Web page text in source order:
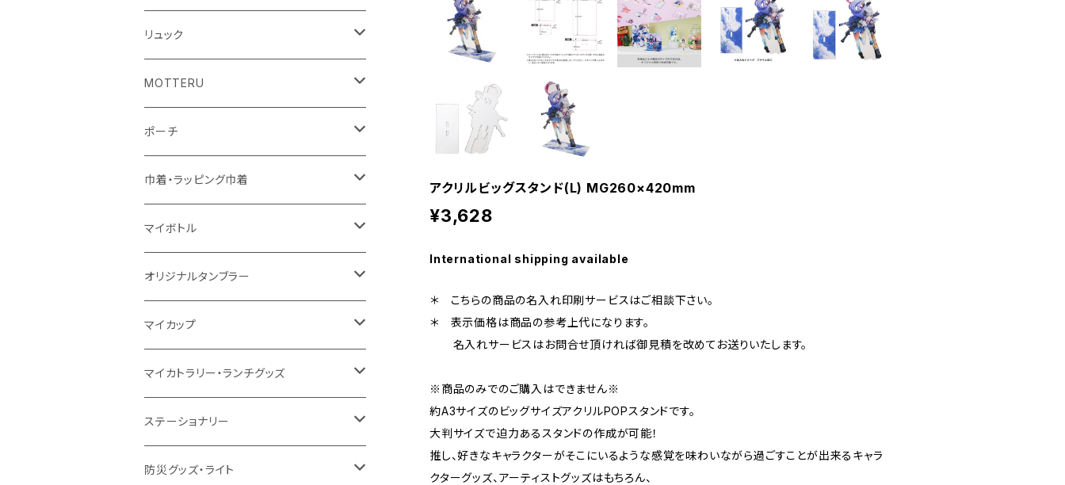
アクリルビッグスタンド(L) MG260×420mm
¥3,628
International shipping available
＊ こちらの商品の名入れ印刷サービスはご相談下さい。
＊ 表示価格は商品の参考上代になります。
名入れサービスはお問合せ頂ければ御見積を改めてお送りいたします。
※商品のみでのご購入はできません※
約A3サイズのビッグサイズアクリルPOPスタンドです。
大判サイズで迫力あるスタンドの作成が可能！
推し、好きなキャラクターがそこにいるような感覚を味わいながら過ごすことが出来るキャラ
クターグッズ、アーティストグッズはもちろん、
不織布
コットン
不織布
10oz
コットンリネン
ジュートコットン
再生ファブリック
コットン
5oz
シーチング
キャンパス
8oz
10oz
デニム・デニムライク
ポリエステル
再生不織布
不織布
保冷
コットンリネン
再生ファブリック
5oz
10oz
コットン
シーチング
キャンパス
10oz
12oz
デニム
ポリエステル
不織布
保冷
オーガニックコットン
フェアトレードコットン
ジュートコットン
再生ファブリック
5oz
コットン
5oz
キャンパス
ポリエステル
不織布
リュック
コットン
5oz
デニム
ポリエステル
不織布
スウェット
MOTTERU
お買い物バッグ
ボトル
タンブラー
ランチグッズ
ハンカチ
傘
ポーチ
オーガニックコットン
フェアトレードコットン
再生ファブリック
キャンパス
デニム・デニムライク
ポリエステル
不織布
巾着・ラッピング巾着
コットン
オーガニックコットン
再生ファブリック
フェアトレードコットン
デニム・デニムライク
ポリエステル
マイボトル
ステンレスサーモ
ステンレス
アルミ
クリアボトル
カスタムデザインボトル
オリジナルタンブラー
サーモタンブラー
ステンレス2層タンブラー
プラスチック2層タンブラー
アルミタンブラー
マイカップ
サーモ
ステンレス
バンブー
マイカトラリー・ランチグッズ
カトラリー
フードポット
ステーショナリー
単色ボールペン
防災グッズ・ライト